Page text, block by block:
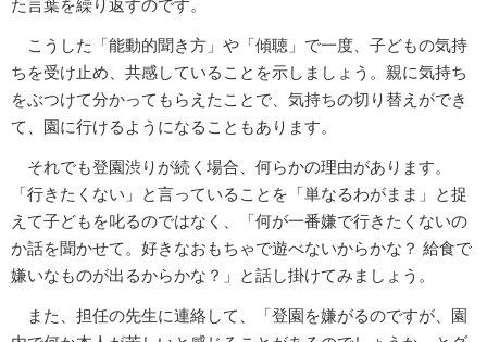
た言葉を繰り返すのです。
こうした「能動的聞き方」や「傾聴」で一度、子どもの気持
ちを受け止め、共感していることを示しましょう。親に気持ち
をぶつけて分かってもらえたことで、気持ちの切り替えができ
て、園に行けるようになることもあります。
それでも登園渋りが続く場合、何らかの理由があります。
「行きたくない」と言っていることを「単なるわがまま」と捉
えて子どもを叱るのではなく、「何が一番嫌で行きたくないの
か話を聞かせて。好きなおもちゃで遊べないからかな？ 給食で
嫌いなものが出るからかな？」と話し掛けてみましょう。
また、担任の先生に連絡して、「登園を嫌がるのですが、園